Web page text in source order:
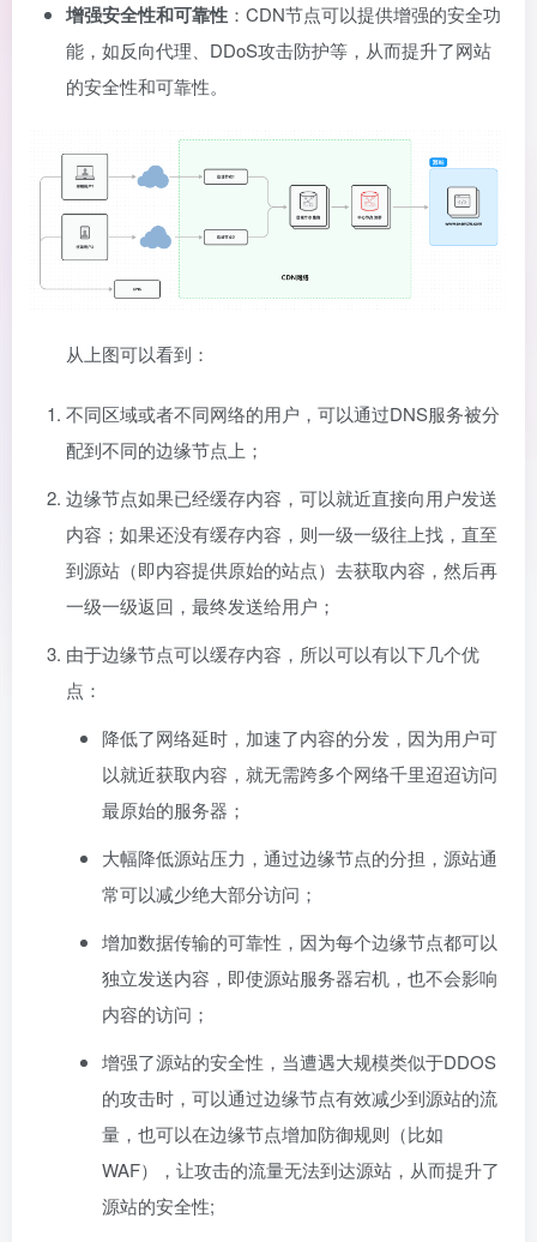
增强安全性和可靠性 ：CDN节点可以提供增强的安全功
能，如反向代理、DDoS攻击防护等，从而提升了网站
的安全性和可靠性。
从上图可以看到：
不同区域或者不同网络的用户，可以通过DNS服务被分
配到不同的边缘节点上；
边缘节点如果已经缓存内容，可以就近直接向用户发送
内容；如果还没有缓存内容，则一级一级往上找，直至
到源站（即内容提供原始的站点）去获取内容，然后再
一级一级返回，最终发送给用户；
由于边缘节点可以缓存内容，所以可以有以下几个优
点：
降低了网络延时，加速了内容的分发，因为用户可
以就近获取内容，就无需跨多个网络千里迢迢访问
最原始的服务器；
大幅降低源站压力，通过边缘节点的分担，源站通
常可以减少绝大部分访问；
增加数据传输的可靠性，因为每个边缘节点都可以
独立发送内容，即使源站服务器宕机，也不会影响
内容的访问；
增强了源站的安全性，当遭遇大规模类似于DDOS
的攻击时，可以通过边缘节点有效减少到源站的流
量，也可以在边缘节点增加防御规则（比如
WAF），让攻击的流量无法到达源站，从而提升了
源站的安全性;